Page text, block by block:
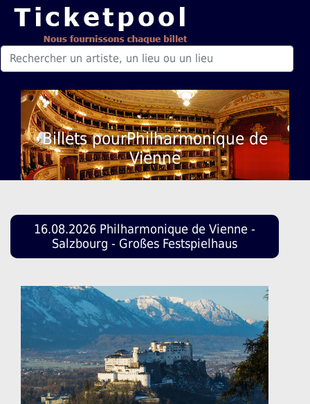
Billets pourPhilharmonique de
Vienne
16.08.2026 Philharmonique de Vienne -
Salzbourg - Großes Festspielhaus